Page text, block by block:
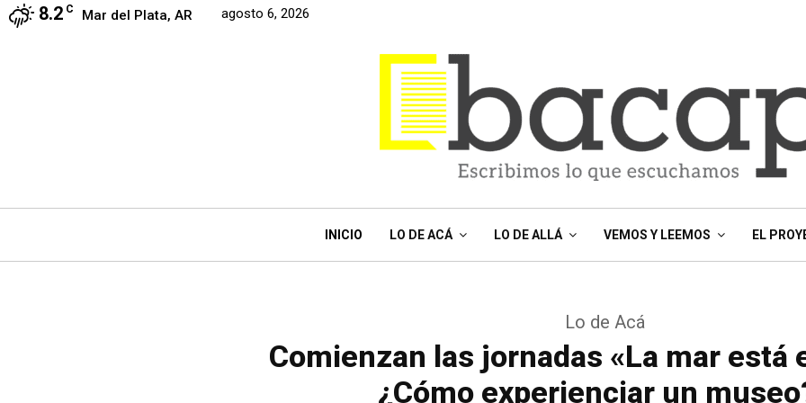
8.2 C Mar del Plata, AR agosto 6, 2026
INICIO LO DE ACÁ LO DE ALLÁ VEMOS Y LEEMOS EL
Lo de Acá
Comienzan las jornadas «La mar está
¿Cómo experienciar un